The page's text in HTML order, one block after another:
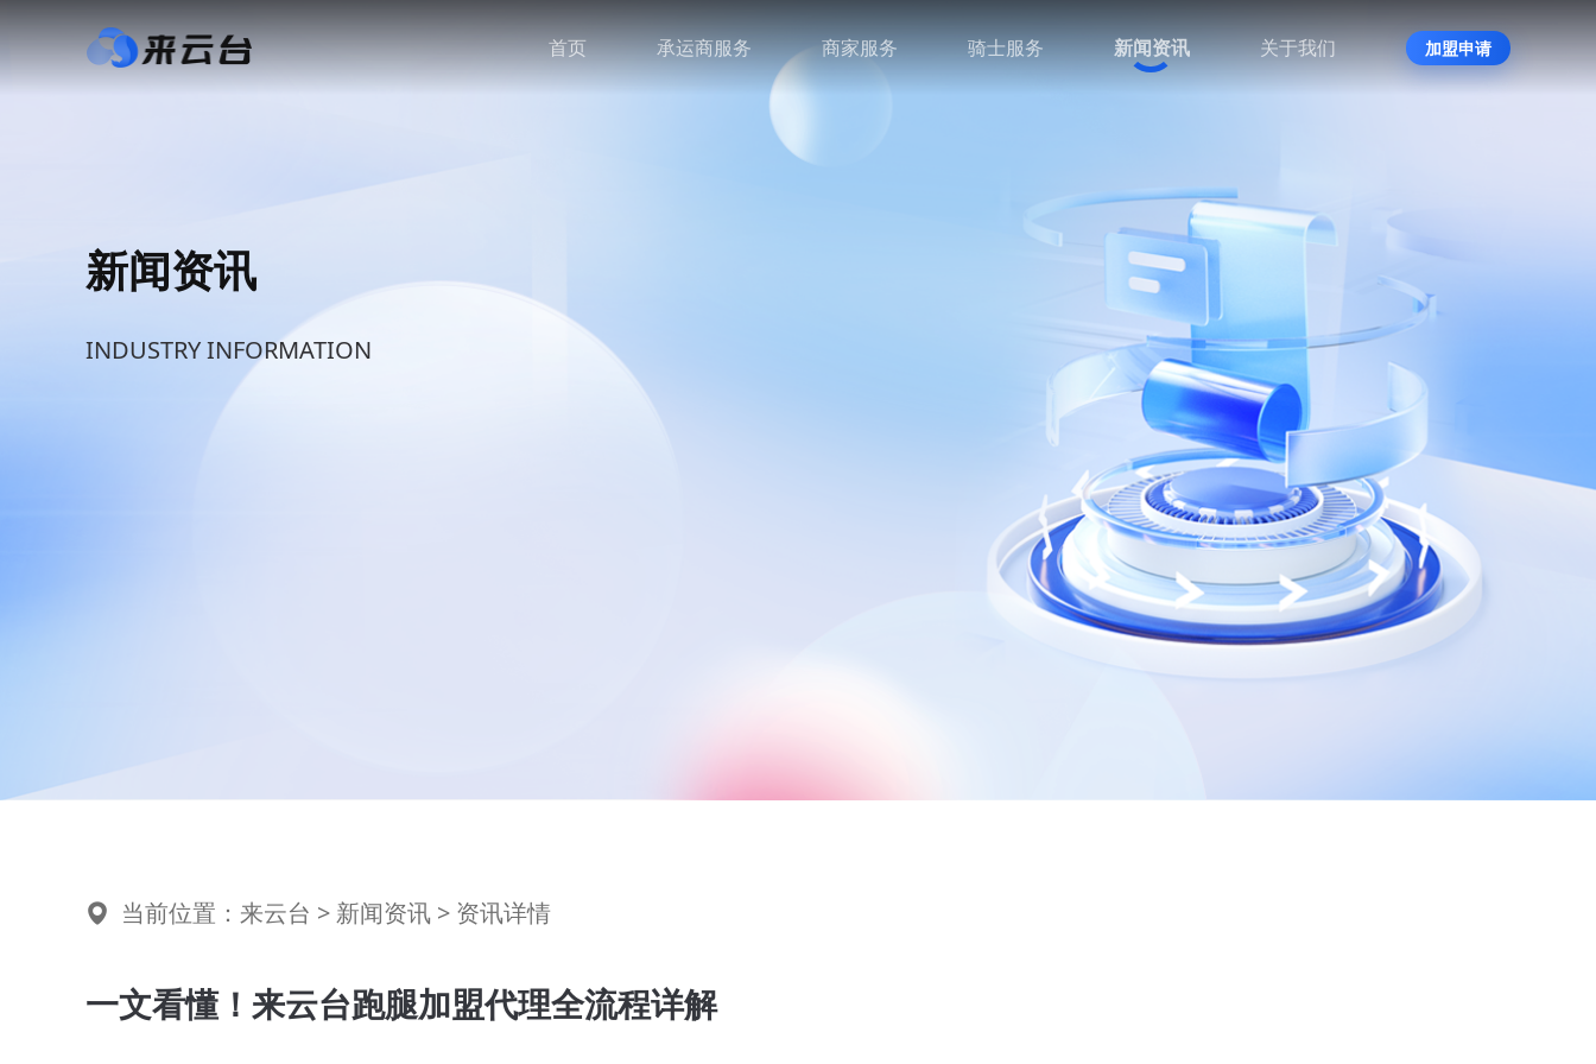
首页 承运商服务 商家服务 骑士服务 新闻资讯 关于我们 加盟申请
新闻资讯
INDUSTRY INFORMATION
当前位置： 来云台 > 新闻资讯 > 资讯详情
一文看懂！来云台跑腿加盟代理全流程详解